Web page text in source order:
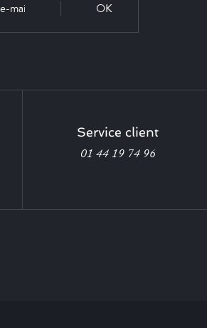
OK
Service client
01 44 19 74 96